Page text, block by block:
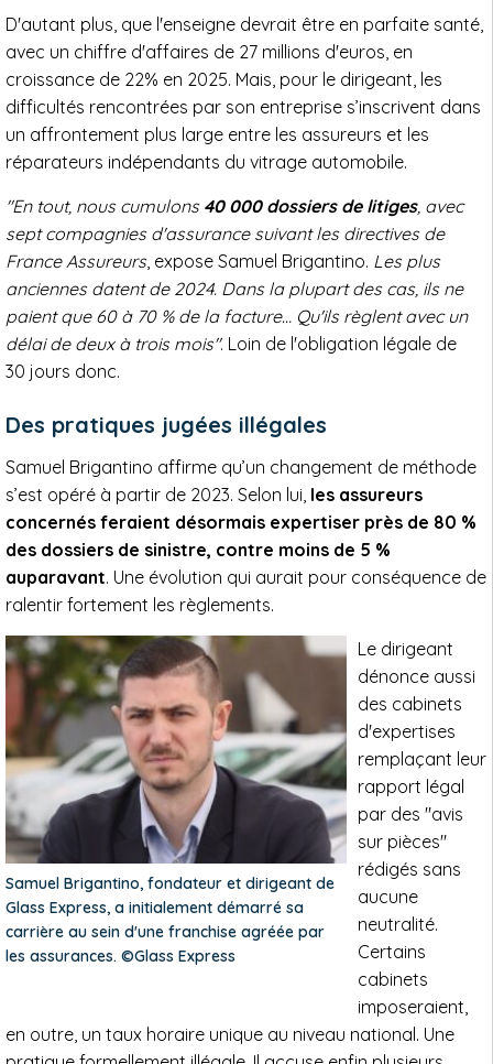
D'autant plus, que l'enseigne devrait être en parfaite santé,
avec un chiffre d'affaires de 27 millions d'euros, en
croissance de 22% en 2025. Mais, pour le dirigeant, les
difficultés rencontrées par son entreprise s’inscrivent dans
un affrontement plus large entre les assureurs et les
réparateurs indépendants du vitrage automobile.
"En tout, nous cumulons 40 000 dossiers de litiges, avec
sept compagnies d'assurance suivant les directives de
France Assureurs, expose Samuel Brigantino. Les plus
anciennes datent de 2024. Dans la plupart des cas, ils ne
paient que 60 à 70 % de la facture… Qu'ils règlent avec un
délai de deux à trois mois". Loin de l'obligation légale de
30 jours donc.
Des pratiques jugées illégales
Samuel Brigantino affirme qu’un changement de méthode
s’est opéré à partir de 2023. Selon lui, les assureurs
concernés feraient désormais expertiser près de 80 %
des dossiers de sinistre, contre moins de 5 %
auparavant. Une évolution qui aurait pour conséquence de
ralentir fortement les règlements.
Samuel Brigantino, fondateur et dirigeant de
Glass Express, a initialement démarré sa
carrière au sein d'une franchise agréée par
les assurances. ©Glass Express
Le dirigeant
dénonce aussi
des cabinets
d'expertises
remplaçant leur
rapport légal
par des "avis
sur pièces"
rédigés sans
aucune
neutralité.
Certains
cabinets
imposeraient,
en outre, un taux horaire unique au niveau national. Une